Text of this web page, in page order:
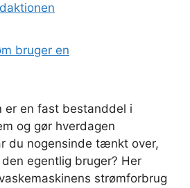
er en fast bestanddel i
og gør hverdagen
du nogensinde tænkt over,
egentlig bruger? Her
strømforbrug